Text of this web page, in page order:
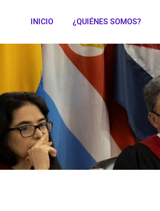
INICIO ¿QUIÉNES SOMOS?